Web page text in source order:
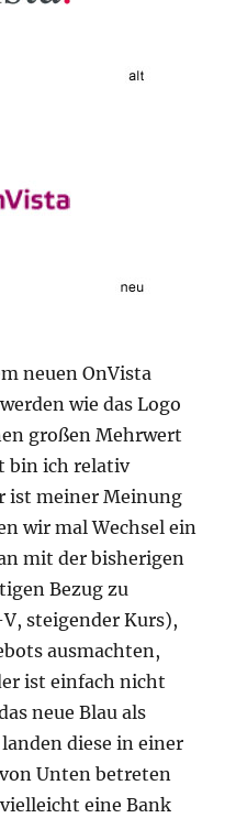
neuen OnVista
wie das Logo
großen Mehrwert
bin ich relativ
ist meiner Meinung
wir mal Wechsel ein
mit der bisherigen
Bezug zu
steigender Kurs),
ausmachten,
ist einfach nicht
neue Blau als
diese in einer
Unten betreten
eine Bank